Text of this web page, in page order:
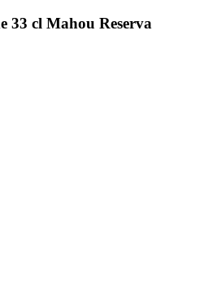
33 cl Mahou Reserva